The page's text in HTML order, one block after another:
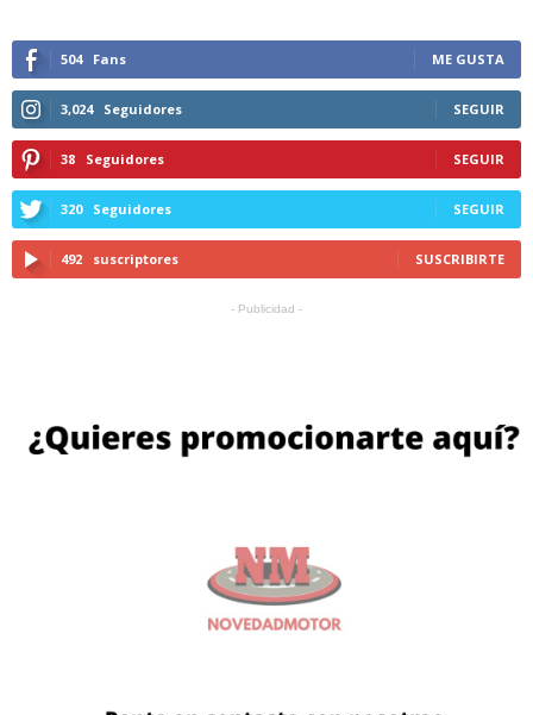
504 Fans ME GUSTA
3,024 Seguidores SEGUIR
38 Seguidores SEGUIR
320 Seguidores SEGUIR
492 suscriptores SUSCRIBIRTE
- Publicidad -